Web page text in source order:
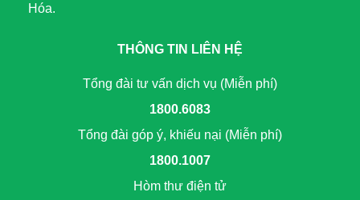
Hóa.
THÔNG TIN LIÊN HỆ
Tổng đài tư vấn dịch vụ (Miễn phí)
1800.6083
Tổng đài góp ý, khiếu nại (Miễn phí)
1800.1007
Hòm thư điện tử